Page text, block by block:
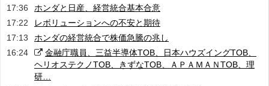
17:36
ホンダと日産、経営統合基本合意
17:22
レボリューションへの不安と期待
17:13
ホンダの経営統合で株価急騰の兆し
16:24
金融庁職員、三益半導体TOB、日本ハウズイングTOB、
ヘリオステクノTOB、きずなTOB、ＡＰＡＭＡＮTOB、理
研…